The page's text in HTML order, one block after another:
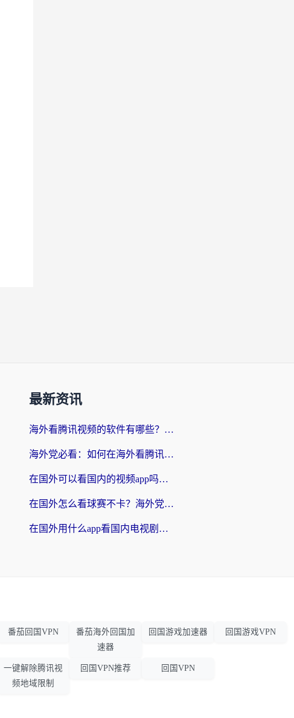
最新资讯
海外看腾讯视频的软件有哪些？2026实测有效，留学生都在用的回国加速器指南
海外党必看：如何在海外看腾讯体育？解决赛事直播地区限制的终极指南
在国外可以看国内的视频app吗知乎？海外党亲测有效的追剧加速方案
在国外怎么看球赛不卡？海外党专属体育直播自由指南
在国外用什么app看国内电视剧？3步解决版权限制+卡顿难题
番茄回国VPN
番茄海外回国加
速器
回国游戏加速器 回国游戏VPN
一键解除腾讯视
频地域限制
回国VPN推荐 回国VPN